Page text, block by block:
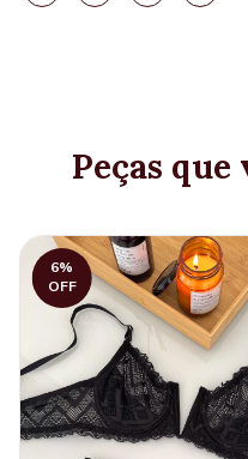
Peças
6%
OFF